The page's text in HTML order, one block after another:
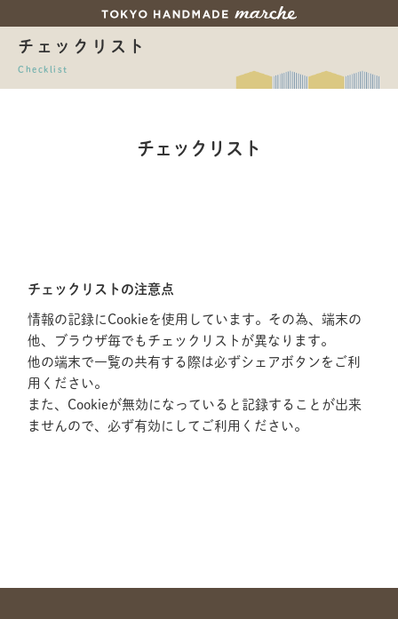
チェックリスト
Checklist
チェックリスト
チェックリストの注意点
情報の記録にCookieを使用しています。その為、端末の
他、ブラウザ毎でもチェックリストが異なります。
他の端末で一覧の共有する際は必ずシェアボタンをご利
用ください。
また、Cookieが無効になっていると記録することが出来
ませんので、必ず有効にしてご利用ください。